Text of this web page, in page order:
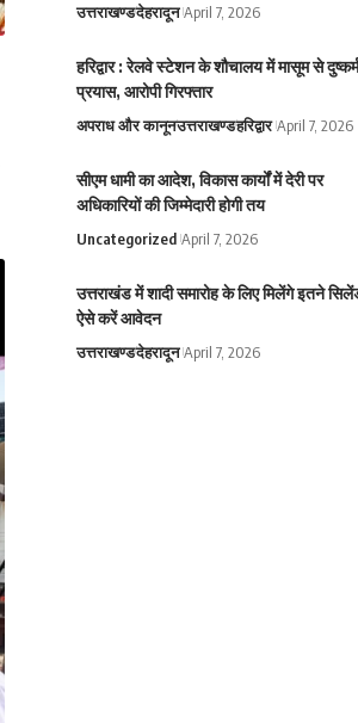
उत्तराखण्डदेहरादून April 7, 2026
हरिद्वार : रेलवे स्टेशन के शौचालय में मासूम से
प्रयास, आरोपी गिरफ्तार
अपराध और कानूनउत्तराखण्डहरिद्वार April 7, 2026
सीएम धामी का आदेश, विकास कार्यों में देरी पर
अधिकारियों की जिम्मेदारी होगी तय
Uncategorized April 7, 2026
उत्तराखंड में शादी समारोह के लिए मिलेंगे इतने
ऐसे करें आवेदन
उत्तराखण्डदेहरादून April 7, 2026